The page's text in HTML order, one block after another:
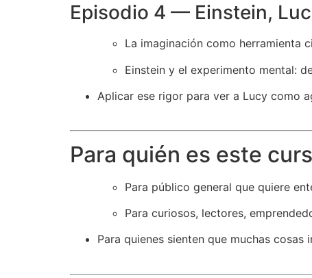
Episodio 4 — Einstein,
La imaginación como herramienta
Einstein y el experimento mental:
Aplicar ese rigor para ver a Lucy como
Para quién es este
Para público general que quiere
Para curiosos, lectores,
Para quienes sienten que muchas cosas